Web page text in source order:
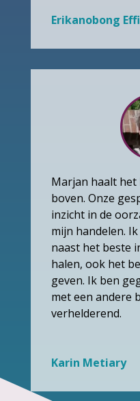
Erikanobong
Marjan haalt het
boven. Onze
inzicht in de
mijn handelen.
naast het beste
halen, ook het
geven. Ik ben
met een andere
verhelderend.
Karin Metiary